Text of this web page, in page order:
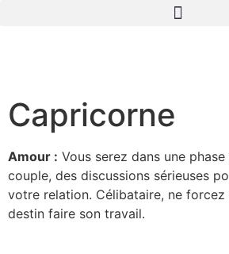
Capricorne
Amour : Vous serez dans une
couple, des discussions sérieuses
votre relation. Célibataire, ne forcez
destin faire son travail.